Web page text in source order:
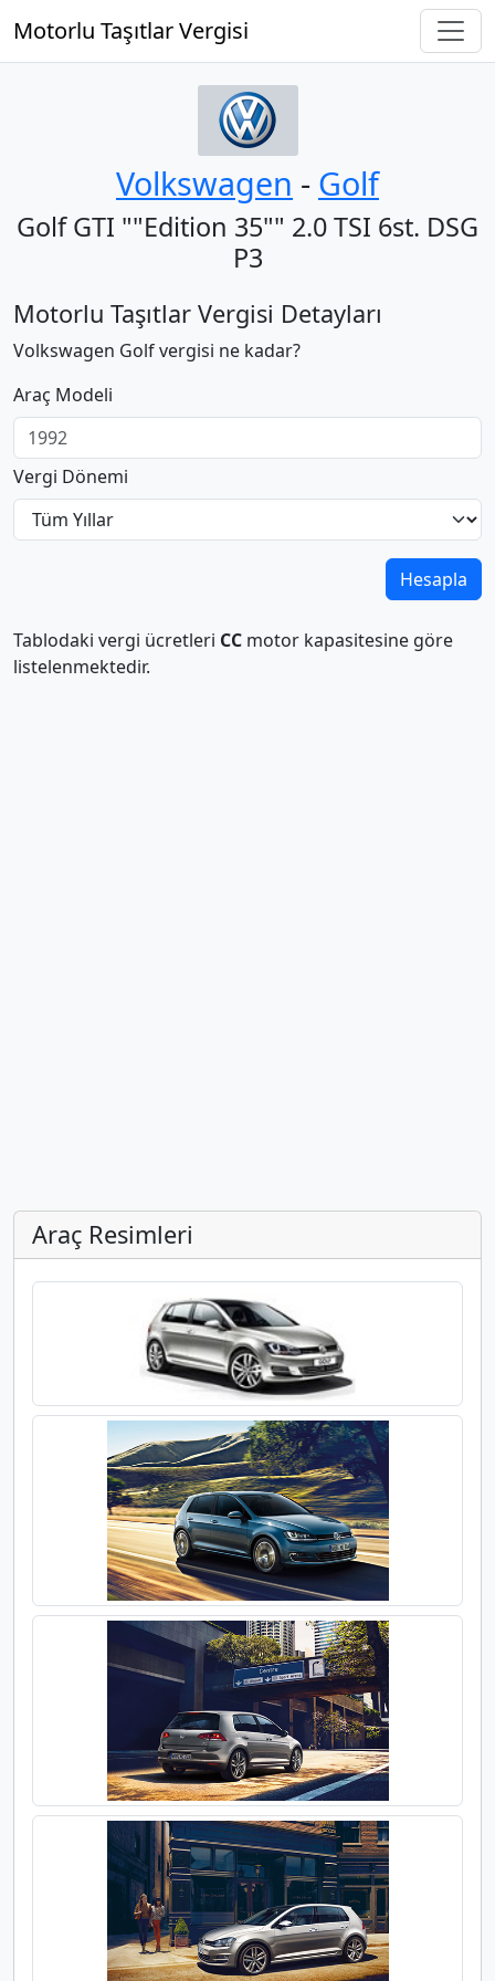
Motorlu Taşıtlar Vergisi
Volkswagen ‐ Golf
Golf GTI ""Edition 35"" 2.0 TSI 6st. DSG
P3
Motorlu Taşıtlar Vergisi Detayları
Volkswagen Golf vergisi ne kadar?
Araç Modeli
Vergi Dönemi
Hesapla
Tablodaki vergi ücretleri CC motor kapasitesine göre
listelenmektedir.
Araç Resimleri